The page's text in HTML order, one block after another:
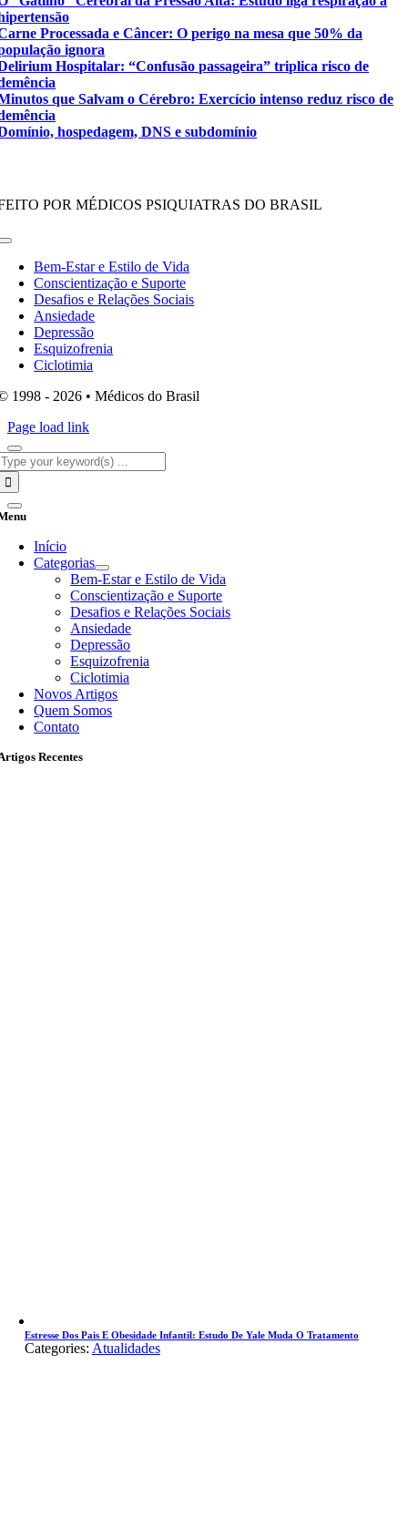
Processada e Câncer: O perigo na mesa que 50% da
ignora
Hospitalar: “Confusão passageira” triplica risco de
que Salvam o Cérebro: Exercício intenso reduz risco de
hospedagem, DNS e subdomínio
POR MÉDICOS PSIQUIATRAS DO BRASIL
Toggle
NavigationBem-Estar e Estilo de Vida
Conscientização e Suporte
Desafios e Relações Sociais
Ansiedade
Depressão
Esquizofrenia
Ciclotimia
1998 - 2026 • Médicos do Brasil
Page load link
Início
Categorias
Bem-Estar e Estilo de Vida
Conscientização e Suporte
Desafios e Relações Sociais
Ansiedade
Depressão
Esquizofrenia
Ciclotimia
Novos Artigos
Quem Somos
Contato
Recentes
Estresse Dos Pais E Obesidade Infantil: Estudo De Yale Muda O Tratamento
Categories: Atualidades